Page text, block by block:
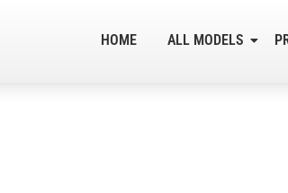
HOME ALL MODELS